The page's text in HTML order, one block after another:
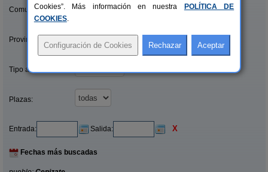
Comunidades:
Provincias/Islas:
Tipo alquiler:
Plazas:
Entrada: Salida: X
Fechas más buscadas
Cookies”. Más información en nuestra
POLÍTICA DE
COOKIES.